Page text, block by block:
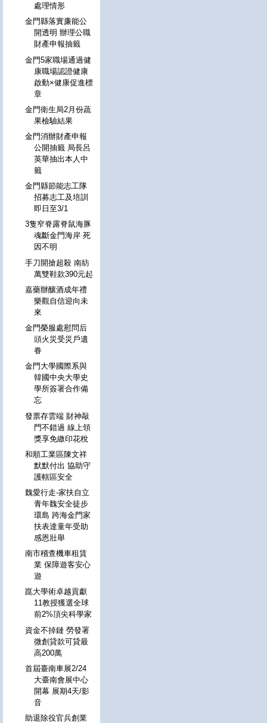
處理情形
金門縣落實廉能公
開透明 辦理公職
財產申報抽籤
金門5家職場通過健
康職場認證健康
啟動×健康促進標
章
金門衛生局2月份蔬
果檢驗結果
金門消辦財產申報
公開抽籤 局長呂
英華抽出本人中
籤
金門縣節能志工隊
招募志工及培訓
即日至3/1
3隻窄脊露脊鼠海豚
魂斷金門海岸 死
因不明
手刀開搶超殺 南紡
萬雙鞋款390元起
嘉藥辦釀酒成年禮
樂觀自信迎向未
來
金門榮服處慰問后
頭火災受災戶遺
眷
金門大學國際系與
韓國中央大學史
學所簽署合作備
忘
發票存雲端 財神敲
門不錯過 線上領
獎享免繳印花稅
和順工業區陳文祥
默默付出 協助守
護轄區安全
魏愛行走-家扶自立
青年魏安全徒步
環島 跨海金門家
扶表達童年受助
感恩壯舉
南市稽查機車租賃
業 保障遊客安心
遊
崑大學術卓越貢獻
11教授獲選全球
前2%頂尖科學家
資金不掉鏈 勞發署
微創貸款可貸最
高200萬
首屆臺南車展2/24
大臺南會展中心
開幕 展期4天/影
音
助退除役官兵創業